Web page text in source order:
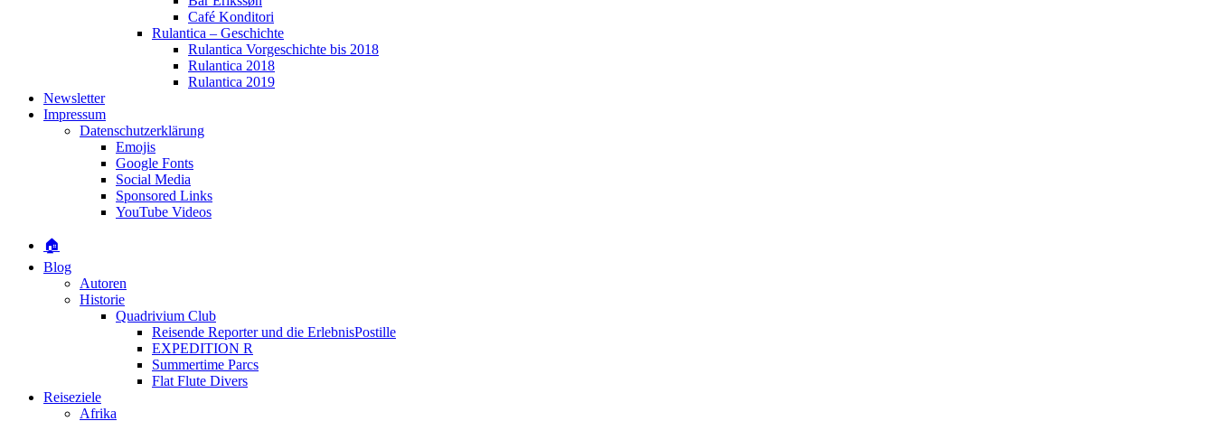
Café Konditori
Rulantica – Geschichte
Rulantica Vorgeschichte bis 2018
Rulantica 2018
Rulantica 2019
Newsletter
Impressum
Datenschutzerklärung
Emojis
Google Fonts
Social Media
Sponsored Links
YouTube Videos
🏠
Blog
Autoren
Historie
Quadrivium Club
Reisende Reporter und die ErlebnisPostille
EXPEDITION R
Summertime Parcs
Flat Flute Divers
Reiseziele
Afrika